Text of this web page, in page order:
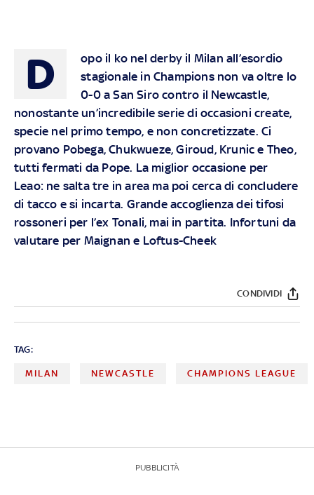
D
opo il ko nel derby il Milan all’esordio
stagionale in Champions non va oltre lo
0-0 a San Siro contro il Newcastle,
nonostante un’incredibile serie di occasioni create,
specie nel primo tempo, e non concretizzate. Ci
provano Pobega, Chukwueze, Giroud, Krunic e Theo,
tutti fermati da Pope. La miglior occasione per
Leao: ne salta tre in area ma poi cerca di concludere
di tacco e si incarta. Grande accoglienza dei tifosi
rossoneri per l’ex Tonali, mai in partita. Infortuni da
valutare per Maignan e Loftus-Cheek
CONDIVIDI
TAG:
MILAN NEWCASTLE CHAMPIONS LEAGUE
PUBBLICITÀ